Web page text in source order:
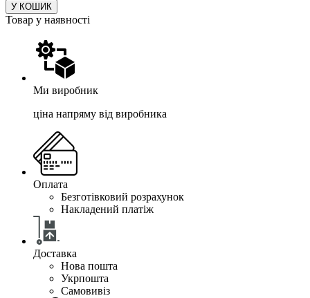
У КОШИК
Товар у наявності
Ми виробник
ціна напряму від виробника
Оплата
Безготівковий розрахунок
Накладений платіж
Доставка
Нова пошта
Укрпошта
Самовивіз